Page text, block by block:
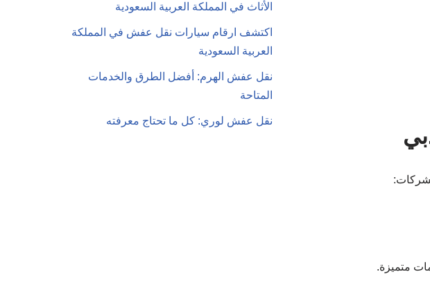
متميزة.
الأثاث في المملكة العربية السعودية
اكتشف ارقام سيارات نقل عفش في المملكة
العربية السعودية
نقل عفش الهرم: أفضل الطرق والخدمات
المتاحة
نقل عفش لوري: كل ما تحتاج معرفته